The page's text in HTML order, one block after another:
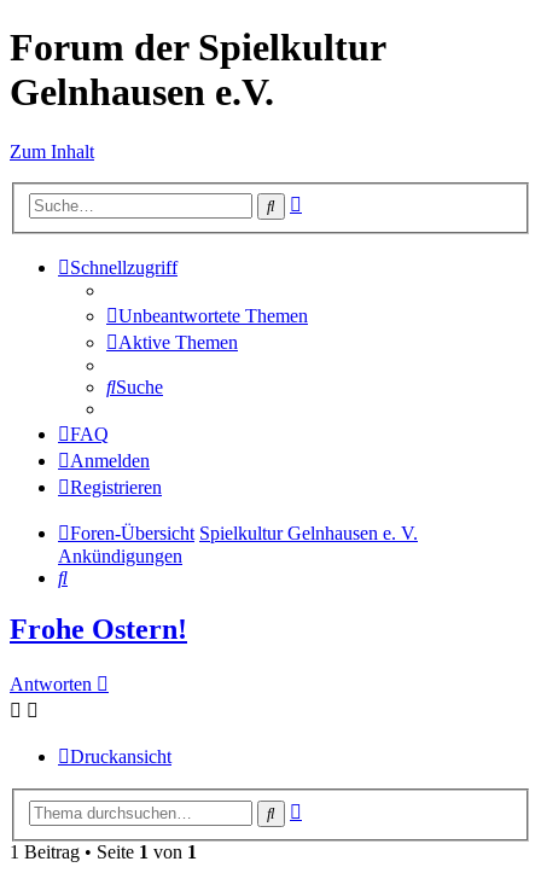
Forum der Spielkultur
Gelnhausen e.V.
Zum Inhalt
Suche
Schnellzugriff
Unbeantwortete Themen
Aktive Themen
Suche
FAQ
Anmelden
Registrieren
Foren-Übersicht Spielkultur Gelnhausen e. V.
Ankündigungen
Suche
Frohe Ostern!
Antworten
Druckansicht
Suche
1 Beitrag • Seite 1 von 1